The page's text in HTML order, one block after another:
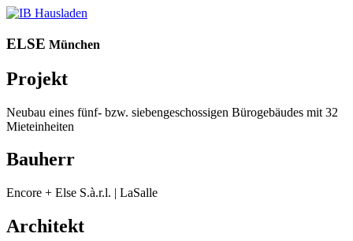
ELSE München
Projekt
Neubau eines fünf- bzw. siebengeschossigen Bürogebäudes mit 32
Mieteinheiten
Bauherr
Encore + Else S.à.r.l. | LaSalle
Architekt